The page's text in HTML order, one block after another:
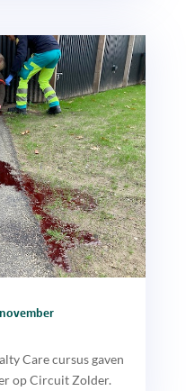
november
Care cursus gaven
op Circuit Zolder.